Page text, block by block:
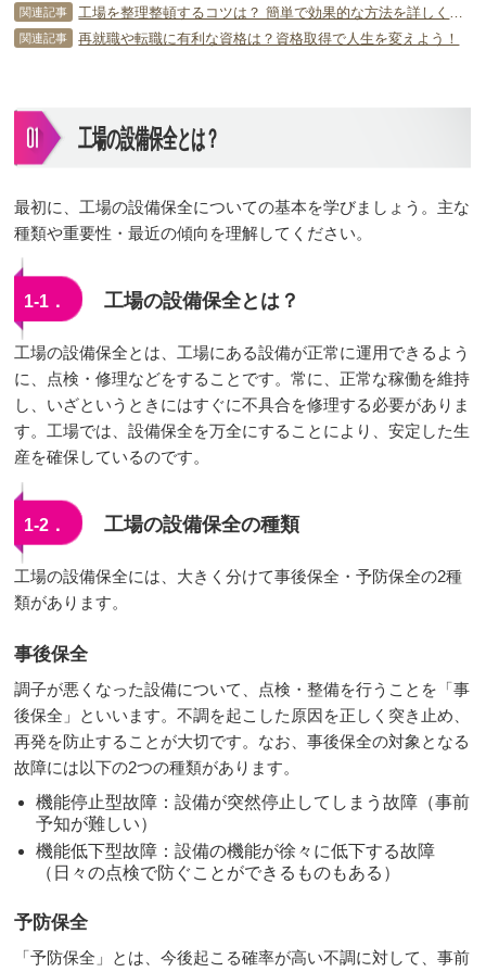
関連記事 工場を整理整頓するコツは？ 簡単で効果的な方法を詳しく解説！
関連記事 再就職や転職に有利な資格は？資格取得で人生を変えよう！
工場の設備保全とは？
最初に、工場の設備保全についての基本を学びましょう。主な
種類や重要性・最近の傾向を理解してください。
1-1． 工場の設備保全とは？
工場の設備保全とは、工場にある設備が正常に運用できるよう
に、点検・修理などをすることです。常に、正常な稼働を維持
し、いざというときにはすぐに不具合を修理する必要がありま
す。工場では、設備保全を万全にすることにより、安定した生
産を確保しているのです。
1-2． 工場の設備保全の種類
工場の設備保全には、大きく分けて事後保全・予防保全の2種
類があります。
事後保全
調子が悪くなった設備について、点検・整備を行うことを「事
後保全」といいます。不調を起こした原因を正しく突き止め、
再発を防止することが大切です。なお、事後保全の対象となる
故障には以下の2つの種類があります。
機能停止型故障：設備が突然停止してしまう故障（事前
予知が難しい）
機能低下型故障：設備の機能が徐々に低下する故障
（日々の点検で防ぐことができるものもある）
予防保全
「予防保全」とは、今後起こる確率が高い不調に対して、事前